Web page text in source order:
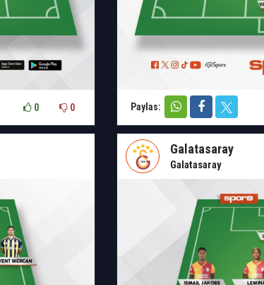
0 0 Paylas:
Galatasaray
Galatasaray